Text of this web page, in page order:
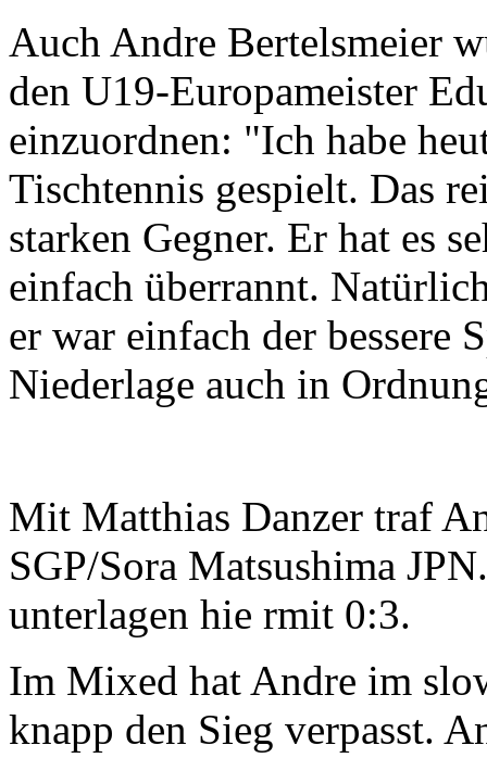
Auch Andre Bertelsmeier
den U19-Europameister
einzuordnen: "Ich habe
Tischtennis gespielt. Das
starken Gegner. Er hat es
einfach überrannt.
er war einfach der bessere
Niederlage auch in
Mit Matthias Danzer traf
SGP/Sora Matsushima
unterlagen hie rmit 0:3.
Im Mixed hat Andre im
knapp den Sieg verpasst.